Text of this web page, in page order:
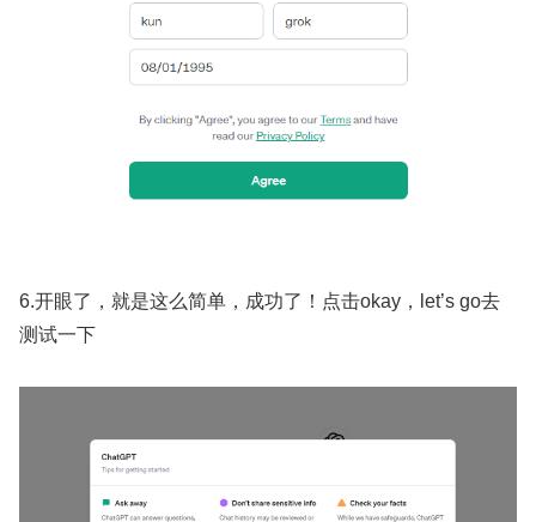
6.开眼了，就是这么简单，成功了！点击okay，let’s go去
测试一下